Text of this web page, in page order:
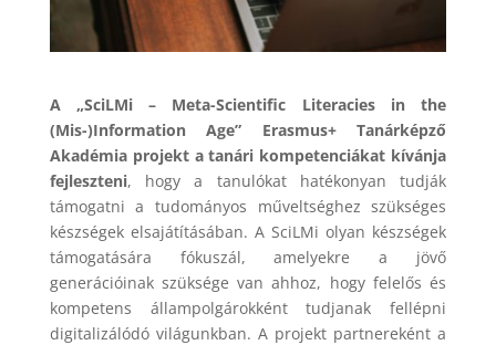
A „SciLMi – Meta-Scientific Literacies in the
(Mis-)Information Age” Erasmus+ Tanárképző
Akadémia projekt a tanári kompetenciákat kívánja
fejleszteni, hogy a tanulókat hatékonyan tudják
támogatni a tudományos műveltséghez szükséges
készségek elsajátításában. A SciLMi olyan készségek
támogatására fókuszál, amelyekre a jövő
generációinak szüksége van ahhoz, hogy felelős és
kompetens állampolgárokként tudjanak fellépni
digitalizálódó világunkban. A projekt partnereként a